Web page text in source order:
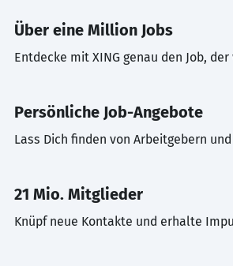
Über eine Million Jobs
Entdecke mit XING genau den Job,
Persönliche Job-Angebote
Lass Dich finden von Arbeitgebern
21 Mio. Mitglieder
Knüpf neue Kontakte und erhalte